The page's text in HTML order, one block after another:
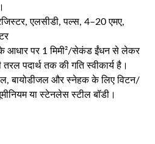
एलसीडी, पल्स, 4–20 एमए,
आधार पर 1 मिमी²/सेकंड ईंधन से लेकर
पदार्थ तक की गति स्वीकार्य है।
बायोडीजल और स्नेहक के लिए विटन/
या स्टेनलेस स्टील बॉडी।